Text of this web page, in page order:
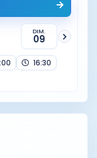
DIM.
09
16:30